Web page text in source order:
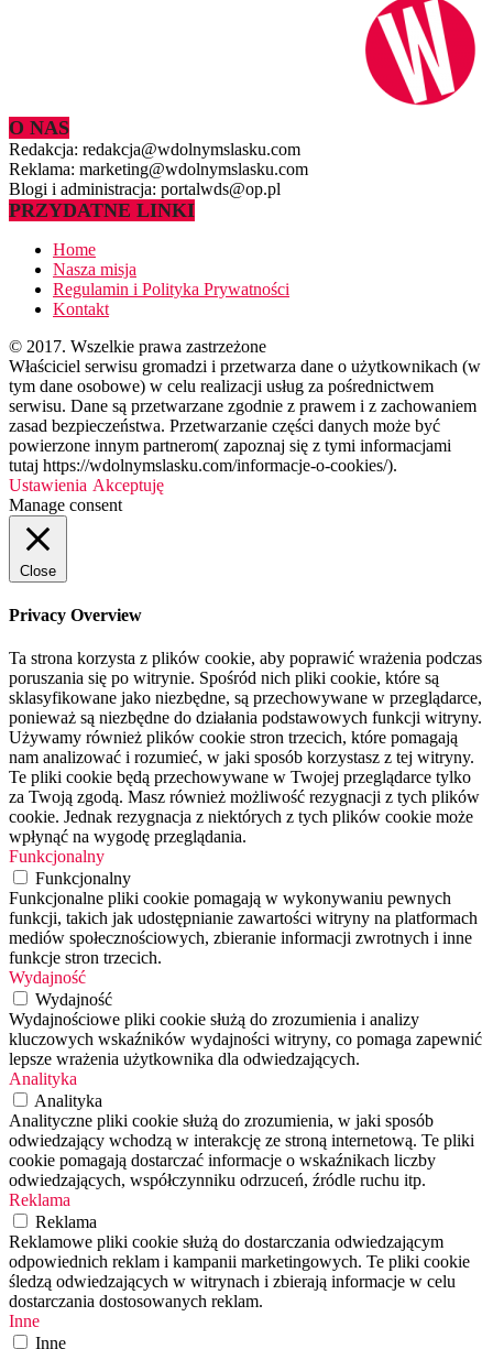
O NAS
Redakcja: redakcja@wdolnymslasku.com
Reklama: marketing@wdolnymslasku.com
Blogi i administracja: portalwds@op.pl
PRZYDATNE LINKI
Home
Nasza misja
Regulamin i Polityka Prywatności
Kontakt
© 2017. Wszelkie prawa zastrzeżone
Właściciel serwisu gromadzi i przetwarza dane o użytkownikach (w
tym dane osobowe) w celu realizacji usług za pośrednictwem
serwisu. Dane są przetwarzane zgodnie z prawem i z zachowaniem
zasad bezpieczeństwa. Przetwarzanie części danych może być
powierzone innym partnerom( zapoznaj się z tymi informacjami
tutaj https://wdolnymslasku.com/informacje-o-cookies/).
Ustawienia Akceptuję
Manage consent
Close
Privacy Overview
Ta strona korzysta z plików cookie, aby poprawić wrażenia podczas
poruszania się po witrynie. Spośród nich pliki cookie, które są
sklasyfikowane jako niezbędne, są przechowywane w przeglądarce,
ponieważ są niezbędne do działania podstawowych funkcji witryny.
Używamy również plików cookie stron trzecich, które pomagają
nam analizować i rozumieć, w jaki sposób korzystasz z tej witryny.
Te pliki cookie będą przechowywane w Twojej przeglądarce tylko
za Twoją zgodą. Masz również możliwość rezygnacji z tych plików
cookie. Jednak rezygnacja z niektórych z tych plików cookie może
wpłynąć na wygodę przeglądania.
Funkcjonalny
Funkcjonalny
Funkcjonalne pliki cookie pomagają w wykonywaniu pewnych
funkcji, takich jak udostępnianie zawartości witryny na platformach
mediów społecznościowych, zbieranie informacji zwrotnych i inne
funkcje stron trzecich.
Wydajność
Wydajność
Wydajnościowe pliki cookie służą do zrozumienia i analizy
kluczowych wskaźników wydajności witryny, co pomaga zapewnić
lepsze wrażenia użytkownika dla odwiedzających.
Analityka
Analityka
Analityczne pliki cookie służą do zrozumienia, w jaki sposób
odwiedzający wchodzą w interakcję ze stroną internetową. Te pliki
cookie pomagają dostarczać informacje o wskaźnikach liczby
odwiedzających, współczynniku odrzuceń, źródle ruchu itp.
Reklama
Reklama
Reklamowe pliki cookie służą do dostarczania odwiedzającym
odpowiednich reklam i kampanii marketingowych. Te pliki cookie
śledzą odwiedzających w witrynach i zbierają informacje w celu
dostarczania dostosowanych reklam.
Inne
Inne